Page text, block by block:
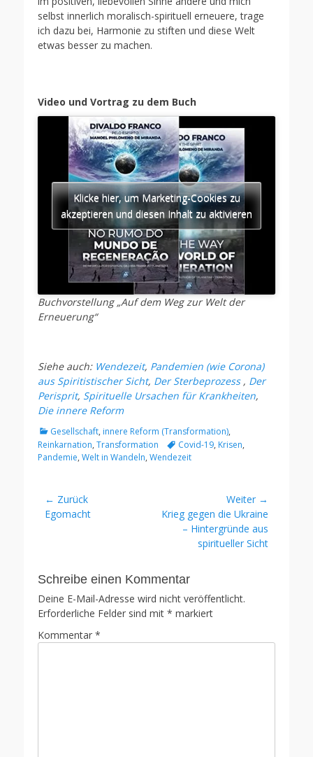
selbst innerlich moralisch-spirituell erneuere, trage
ich dazu bei, Harmonie zu stiften und diese Welt
etwas besser zu machen.
Video und Vortrag zu dem Buch
Klicke hier, um Marketing-Cookies zu
akzeptieren und diesen Inhalt zu aktivieren
Buchvorstellung „Auf dem Weg zur Welt der
Erneuerung“
Siehe auch: Wendezeit, Pandemien (wie Corona)
aus Spiritistischer Sicht, Der Sterbeprozess, Der
Perisprit, Spirituelle Ursachen für Krankheiten,
Die innere Reform
Kategorien
Gesellschaft, innere Reform (Transformation),
Reinkarnation, Transformation TagsCovid-19, Krisen,
Pandemie, Welt in Wandeln, Wendezeit
Beitragsnavigation
← Zurück
Vorhergehender
Egomacht
Weiter →
Nächster
Beitrag:
Krieg gegen die Ukraine
– Hintergründe aus
spiritueller Sicht
Schreibe einen Kommentar
Deine E-Mail-Adresse wird nicht veröffentlicht.
Erforderliche Felder sind mit * markiert
Kommentar *